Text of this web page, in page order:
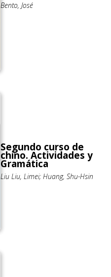
Bento, José
Segundo curso de
chino. Actividades y
Gramática
Liu Liu, Limei; Huang, Shu-Hsin